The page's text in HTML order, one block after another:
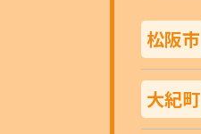
松阪市
大紀町